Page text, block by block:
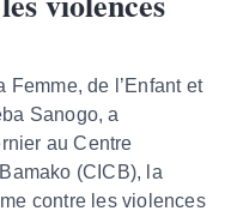
Femme, de l’Enfant et
Sanogo, a
au Centre
(CICB), la
contre les violences